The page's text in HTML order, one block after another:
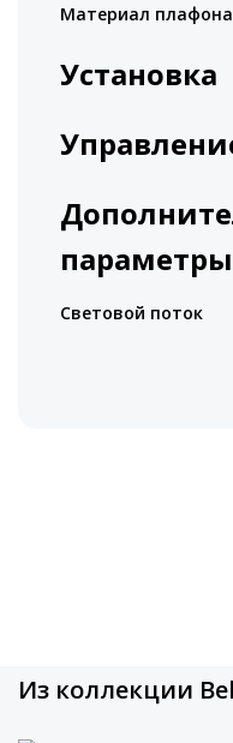
Материал плафона
Установка
параметры
Световой поток
Из коллекции